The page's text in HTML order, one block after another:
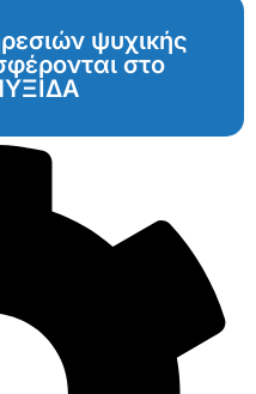
ψυχικής
στο